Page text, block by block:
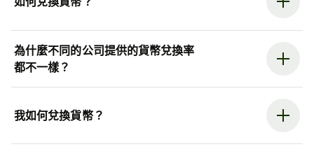
為什麼不同的公司提供的貨幣兌換率
都不一樣？
我如何兌換貨幣？